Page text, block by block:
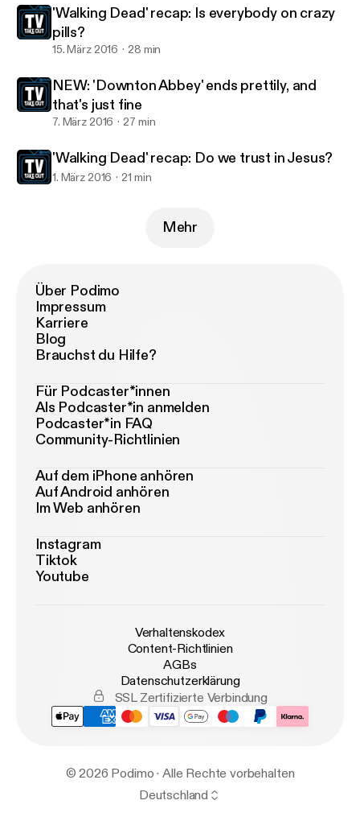
'Walking Dead' recap: Is everybody on crazy
pills?
15. März 2016 28 min
NEW: 'Downton Abbey' ends prettily, and
that's just fine
7. März 2016 27 min
'Walking Dead' recap: Do we trust in Jesus?
1. März 2016 21 min
Mehr
Über Podimo
Impressum
Karriere
Blog
Brauchst du Hilfe?
Für Podcaster*innen
Als Podcaster*in anmelden
Podcaster*in FAQ
Community-Richtlinien
Auf dem iPhone anhören
Auf Android anhören
Im Web anhören
Instagram
Tiktok
Youtube
Verhaltenskodex
Content-Richtlinien
AGBs
Datenschutzerklärung
SSL Zertifizierte Verbindung
© 2026 Podimo · Alle Rechte vorbehalten
Deutschland